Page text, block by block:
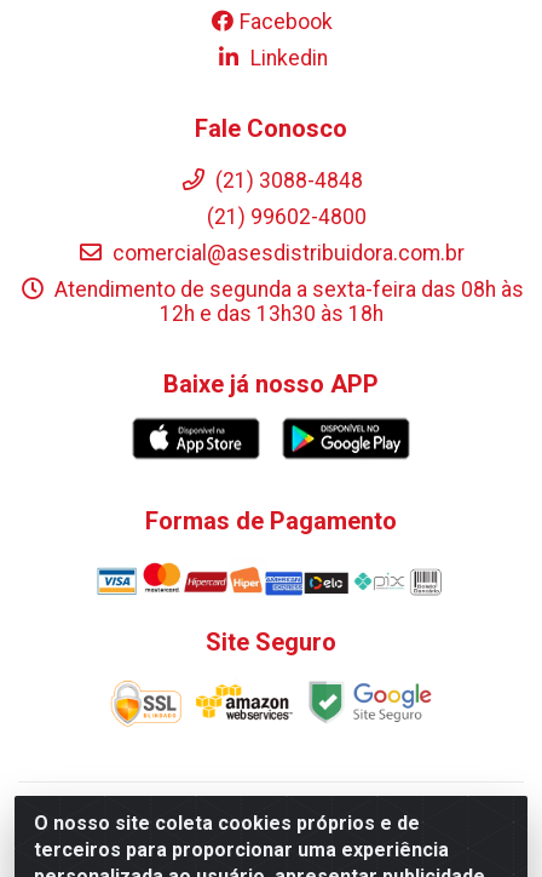
O nosso site coleta cookies próprios e de
terceiros para proporcionar uma experiência
Facebook
Linkedin
Fale Conosco
(21) 3088-4848
(21) 99602-4800
comercial@asesdistribuidora.com.br
Atendimento de segunda a sexta-feira das 08h às
12h e das 13h30 às 18h
Baixe já nosso APP
Formas de Pagamento
Site Seguro
V. C. Ferragens LTDA - Rua do Matoso, 132 - Praça da
Bandeira, Rio de Janeiro/ RJ - CEP 20.270-135 - CNPJ
12.324.723/0001-25